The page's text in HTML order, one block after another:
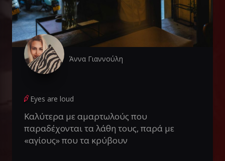
Άννα Γιαννούλη
Eyes are loud
Καλύτερα με αμαρτωλούς που
παραδέχονται τα λάθη τους, παρά με
«αγίους» που τα κρύβουν